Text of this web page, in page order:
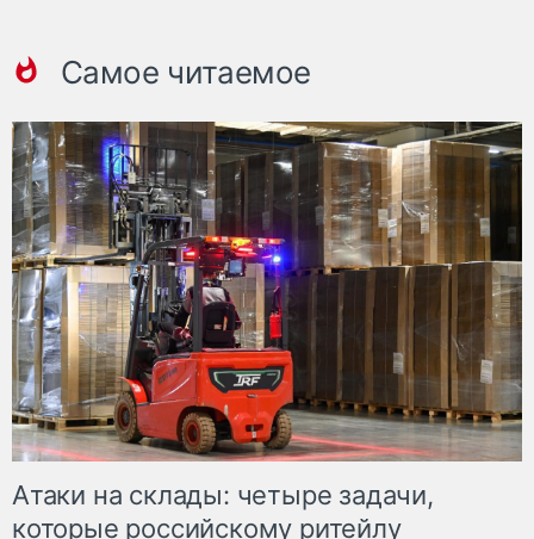
Самое читаемое
Атаки на склады: четыре задачи,
которые российскому ритейлу